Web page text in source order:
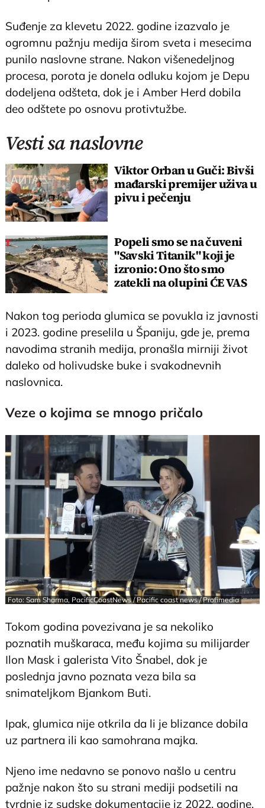
Suđenje za klevetu 2022. godine izazvalo je
ogromnu pažnju medija širom sveta i mesecima
punilo naslovne strane. Nakon višenedeljnog
procesa, porota je donela odluku kojom je Depu
dodeljena odšteta, dok je i Amber Herd dobila
deo odštete po osnovu protivtužbe.
Vesti sa naslovne
Viktor Orban u Guči: Bivši
mađarski premijer uživa u
pivu i pečenju
Popeli smo se na čuveni
"Savski Titanik" koji je
izronio: Ono što smo
zatekli na olupini ĆE VAS
Nakon tog perioda glumica se povukla iz javnosti
i 2023. godine preselila u Španiju, gde je, prema
navodima stranih medija, pronašla mirniji život
daleko od holivudske buke i svakodnevnih
naslovnica.
Veze o kojima se mnogo pričalo
Foto: Sam Sharma, PacificCoastNews / Pacific coast news / Profimedia
Tokom godina povezivana je sa nekoliko
poznatih muškaraca, među kojima su milijarder
Ilon Mask i galerista Vito Šnabel, dok je
poslednja javno poznata veza bila sa
snimateljkom Bjankom Buti.
Ipak, glumica nije otkrila da li je blizance dobila
uz partnera ili kao samohrana majka.
Njeno ime nedavno se ponovo našlo u centru
pažnje nakon što su strani mediji podsetili na
tvrdnje iz sudske dokumentacije iz 2022. godine.